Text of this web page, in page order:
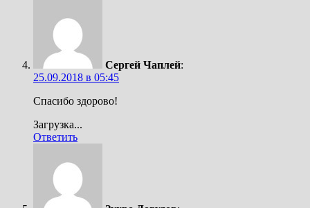
Сергей Чаплей:
25.09.2018 в 05:45
Спасибо здорово!
Загрузка...
Ответить